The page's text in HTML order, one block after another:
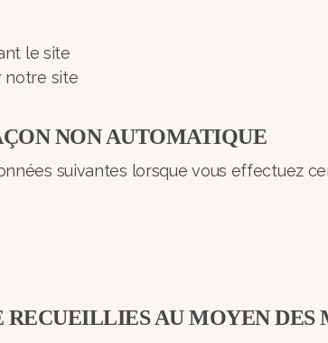
le site
notre site
NON AUTOMATIQUE
suivantes lorsque vous effectuez
RECUEILLIES AU MOYEN DES